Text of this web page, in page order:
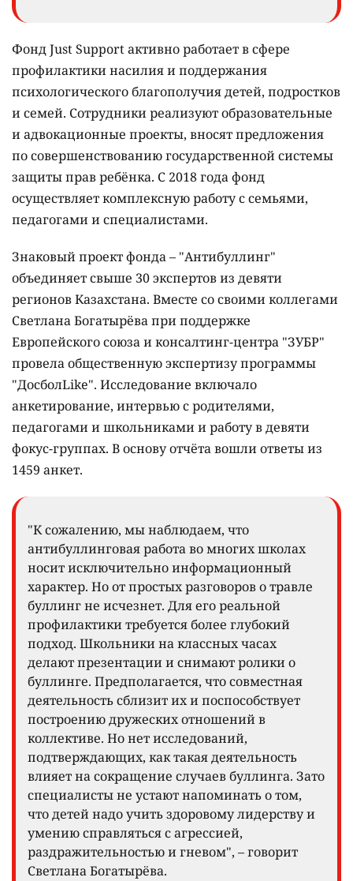
Фонд Just Support активно работает в сфере
профилактики насилия и поддержания
психологического благополучия детей, подростков
и семей. Сотрудники реализуют образовательные
и адвокационные проекты, вносят предложения
по совершенствованию государственной системы
защиты прав ребёнка. С 2018 года фонд
осуществляет комплексную работу с семьями,
педагогами и специалистами.
Знаковый проект фонда – "Антибуллинг"
объединяет свыше 30 экспертов из девяти
регионов Казахстана. Вместе со своими коллегами
Светлана Богатырёва при поддержке
Европейского союза и консалтинг-центра "ЗУБР"
провела общественную экспертизу программы
"ДосболLike". Исследование включало
анкетирование, интервью с родителями,
педагогами и школьниками и работу в девяти
фокус-группах. В основу отчёта вошли ответы из
1459 анкет.
"К сожалению, мы наблюдаем, что
антибуллинговая работа во многих школах
носит исключительно информационный
характер. Но от простых разговоров о травле
буллинг не исчезнет. Для его реальной
профилактики требуется более глубокий
подход. Школьники на классных часах
делают презентации и снимают ролики о
буллинге. Предполагается, что совместная
деятельность сблизит их и поспособствует
построению дружеских отношений в
коллективе. Но нет исследований,
подтверждающих, как такая деятельность
влияет на сокращение случаев буллинга. Зато
специалисты не устают напоминать о том,
что детей надо учить здоровому лидерству и
умению справляться с агрессией,
раздражительностью и гневом", – говорит
Светлана Богатырёва.